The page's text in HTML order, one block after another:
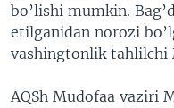
bo’lishi mumkin.
etilganidan norozi
vashingtonlik tahlilchi
AQSh Mudofaa vaziri